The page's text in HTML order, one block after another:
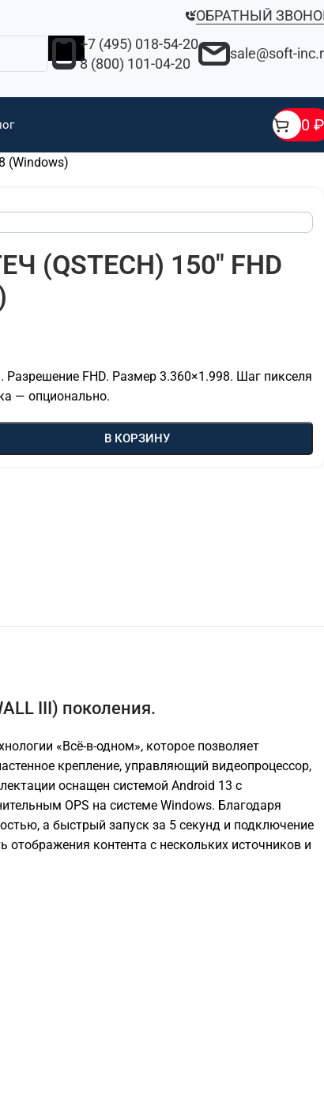
ОБРАТНЫЙ
+7 (495) 018-54-20
8 (800) 101-04-20
sale@soft-
0 ₽
(Windows)
(QSTECH) 150" FHD
FHD. Размер 3.360×1.998. Шаг пикселя
— опционально.
В КОРЗИНУ
III) поколения.
«Всё-в-одном», которое позволяет
крепление, управляющий видеопроцессор,
оснащен системой Android 13 c
OPS на системе Windows. Благодаря
а быстрый запуск за 5 секунд и подключение
контента с нескольких источников и